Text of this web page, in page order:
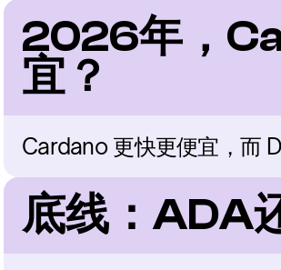
2026年，
宜？
Cardano 更快更便宜，而
底线：ADA